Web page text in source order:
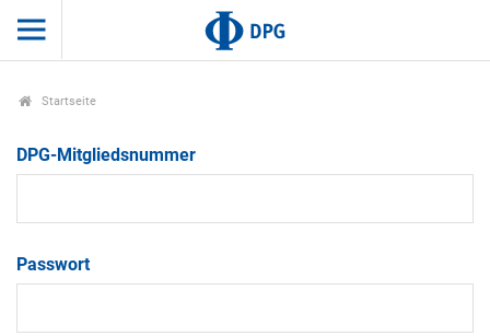
Startseite
DPG-Mitgliedsnummer
Passwort